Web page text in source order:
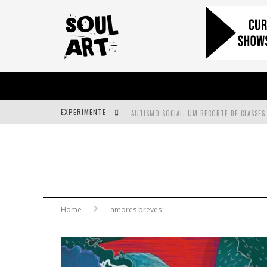
EXPERIMENTE
Home amores breves